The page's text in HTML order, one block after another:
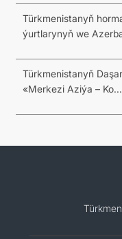
Türkmenistanyň
ýurtlarynyň we
Türkmenistanyň
«Merkezi Aziýa – Ko...